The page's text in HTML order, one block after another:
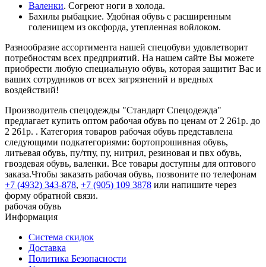
Валенки. Согреют ноги в холода.
Бахилы рыбацкие. Удобная обувь с расширенным
голенищем из оксфорда, утепленная войлоком.
Разнообразие ассортимента нашей спецобуви удовлетворит
потребностям всех предприятий. На нашем сайте Вы можете
приобрести любую специальную обувь, которая защитит Вас и
ваших сотрудников от всех загрязнений и вредных
воздействий!
Производитель спецодежды "Стандарт Спецодежда"
предлагает купить оптом рабочая обувь по ценам от 2 261р. до
2 261р. . Категория товаров рабочая обувь представлена
следующими подкатегориями: бортопрошивная обувь,
литьевая обувь, пу/тпу, пу, нитрил, резиновая и пвх обувь,
гвоздевая обувь, валенки. Все товары доступны для оптового
заказа.Чтобы заказать рабочая обувь, позвоните по телефонам
+7 (4932) 343-878, +7 (905) 109 3878 или напишите через
форму обратной связи.
рабочая обувь
Информация
Система скидок
Доставка
Политика Безопасности